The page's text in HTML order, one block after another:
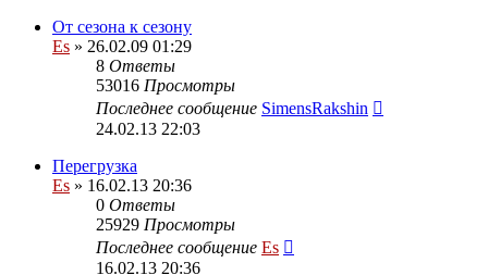
От сезона к сезону
Es » 26.02.09 01:29
8 Ответы
53016 Просмотры
Последнее сообщение SimensRakshin
24.02.13 22:03
Перегрузка
Es » 16.02.13 20:36
0 Ответы
25929 Просмотры
Последнее сообщение Es
16.02.13 20:36